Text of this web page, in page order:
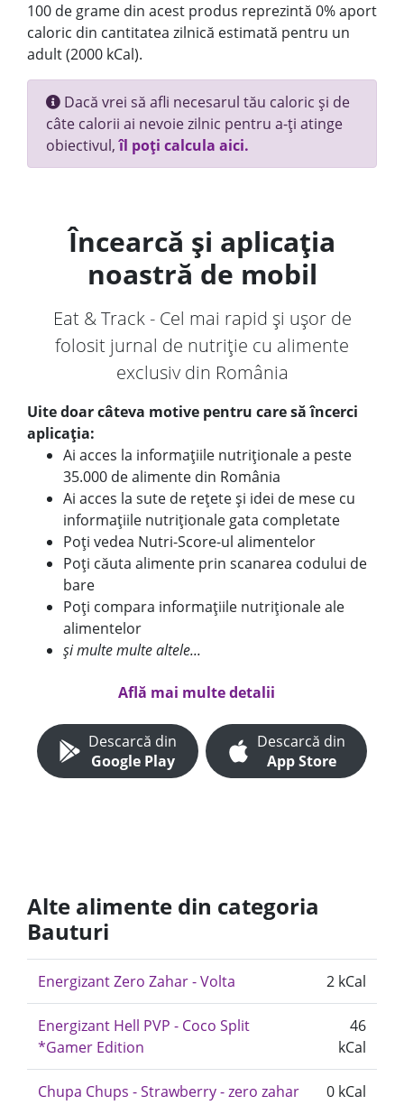
100 de grame din acest produs reprezintă 0% aport
caloric din cantitatea zilnică estimată pentru un
adult (2000 kCal).
Dacă vrei să afli necesarul tău caloric și de
câte calorii ai nevoie zilnic pentru a-ți atinge
obiectivul,îl poți calcula aici.
Încearcă și aplicația
noastră de mobil
Eat & Track - Cel mai rapid și ușor de
folosit jurnal de nutriție cu alimente
exclusiv din România
Uite doar câteva motive pentru care să încerci
aplicația:
Ai acces la informațiile nutriționale a peste
35.000 de alimente din România
Ai acces la sute de rețete și idei de mese cu
informațiile nutriționale gata completate
Poți vedea Nutri-Score-ul alimentelor
Poți căuta alimente prin scanarea codului de
bare
Poți compara informațiile nutriționale ale
alimentelor
și multe multe altele...
Află mai multe detalii
Descarcă din
Google Play
Descarcă din
App Store
Alte alimente din categoria
Bauturi
Energizant Zero Zahar - Volta 2 kCal
Energizant Hell PVP - Coco Split
*Gamer Edition
46
kCal
Chupa Chups - Strawberry - zero zahar 0 kCal